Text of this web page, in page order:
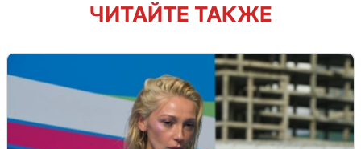
ЧИТАЙТЕ ТАКЖЕ